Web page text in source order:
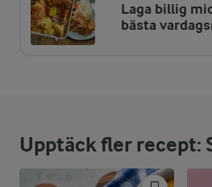
ENERGIDISTRIBUTION %
NÄRINGSVÄRDEN PER PORT
Fett:
26,3 %
6,6 g
Laga billig
bästa
Upptäck fler recept: